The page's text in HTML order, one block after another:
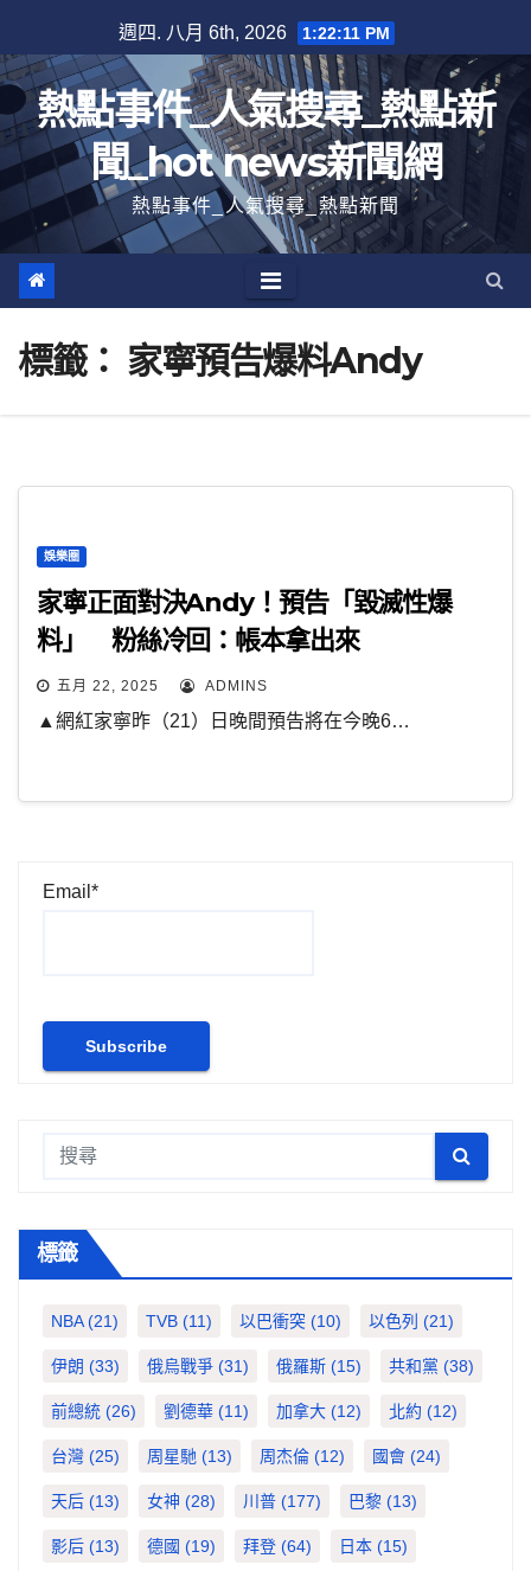
至
內
容
週四. 八月 6th, 2026 1:22:11 PM
熱點事件_人氣搜尋_熱點新
聞_hot news新聞網
熱點事件_人氣搜尋_熱點新聞
標籤： 家寧預告爆料Andy
娛樂圈
家寧正面對決Andy！預告「毀滅性爆
料」 粉絲冷回：帳本拿出來
五月 22, 2025 ADMINS
▲網紅家寧昨（21）日晚間預告將在今晚6…
Email*
標籤
NBA(21) TVB (11) 以巴衝突 (10) 以色列 (21)
伊朗 (33) 俄烏戰爭 (31) 俄羅斯 (15) 共和黨 (38)
前總統 (26) 劉德華 (11) 加拿大 (12) 北約 (12)
台灣 (25) 周星馳 (13) 周杰倫 (12) 國會 (24)
天后 (13) 女神 (28) 川普 (177) 巴黎 (13)
影后 (13) 德國 (19) 拜登 (64) 日本 (15)